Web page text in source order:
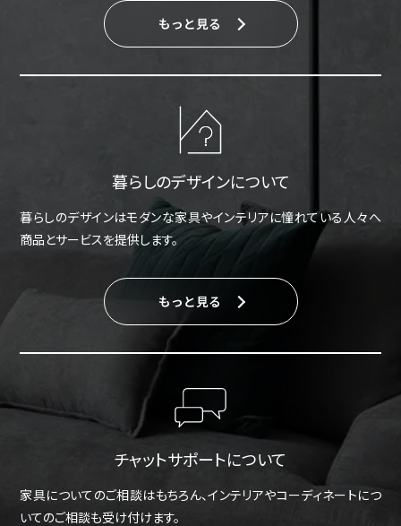
もっと見る
暮らしのデザインについて
暮らしのデザインはモダンな家具やインテリアに憧れている人々へ
商品とサービスを提供します。
もっと見る
チャットサポートについて
家具についてのご相談はもちろん、インテリアやコーディネートにつ
いてのご相談も受け付けます。